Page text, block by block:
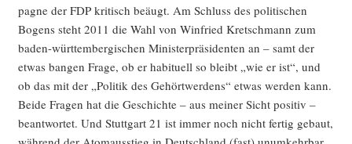
pa­gne der FDP kri­tisch beäugt. Am Schluss des poli­ti­schen
Bogens steht 2011 die Wahl von Win­fried Kret­sch­mann zum
baden-würt­tem­ber­gi­schen Minis­ter­prä­si­den­ten an – samt der
etwas ban­gen Fra­ge, ob er habi­tu­ell so bleibt „wie er ist“, und
ob das mit der „Poli­tik des Gehört­wer­dens“ etwas wer­den kann.
Bei­de Fra­gen hat die Geschich­te – aus mei­ner Sicht posi­tiv –
beant­wor­tet. Und Stutt­gart 21 ist immer noch nicht fer­tig gebaut,